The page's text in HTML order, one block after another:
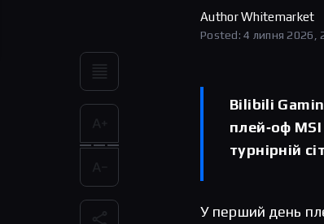
AuthorWhitemarket
Posted: 4 липня 2026,
Bilibili
плей‑оф
турнірній
У перший день